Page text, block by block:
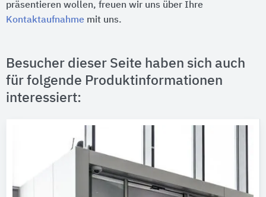
präsentieren wollen, freuen wir uns über Ihre
Kontaktaufnahme mit uns.
Besucher dieser Seite haben sich auch
für folgende Produktinformationen
interessiert: